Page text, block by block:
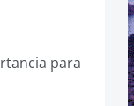
para